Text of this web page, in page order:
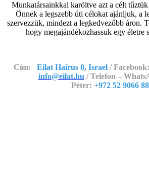
Munkatársainkkal karöltve azt a célt
Önnek a legszebb úti célokat ajánljuk, a
szervezzük, mindezt a legkedvezőbb áron.
hogy megajándékozhassuk egy életre
Cím: Eilat Hairus 8, Israel/ Facebook:
info@eilat.hu / Telefon –
Péter: +972 52 9066